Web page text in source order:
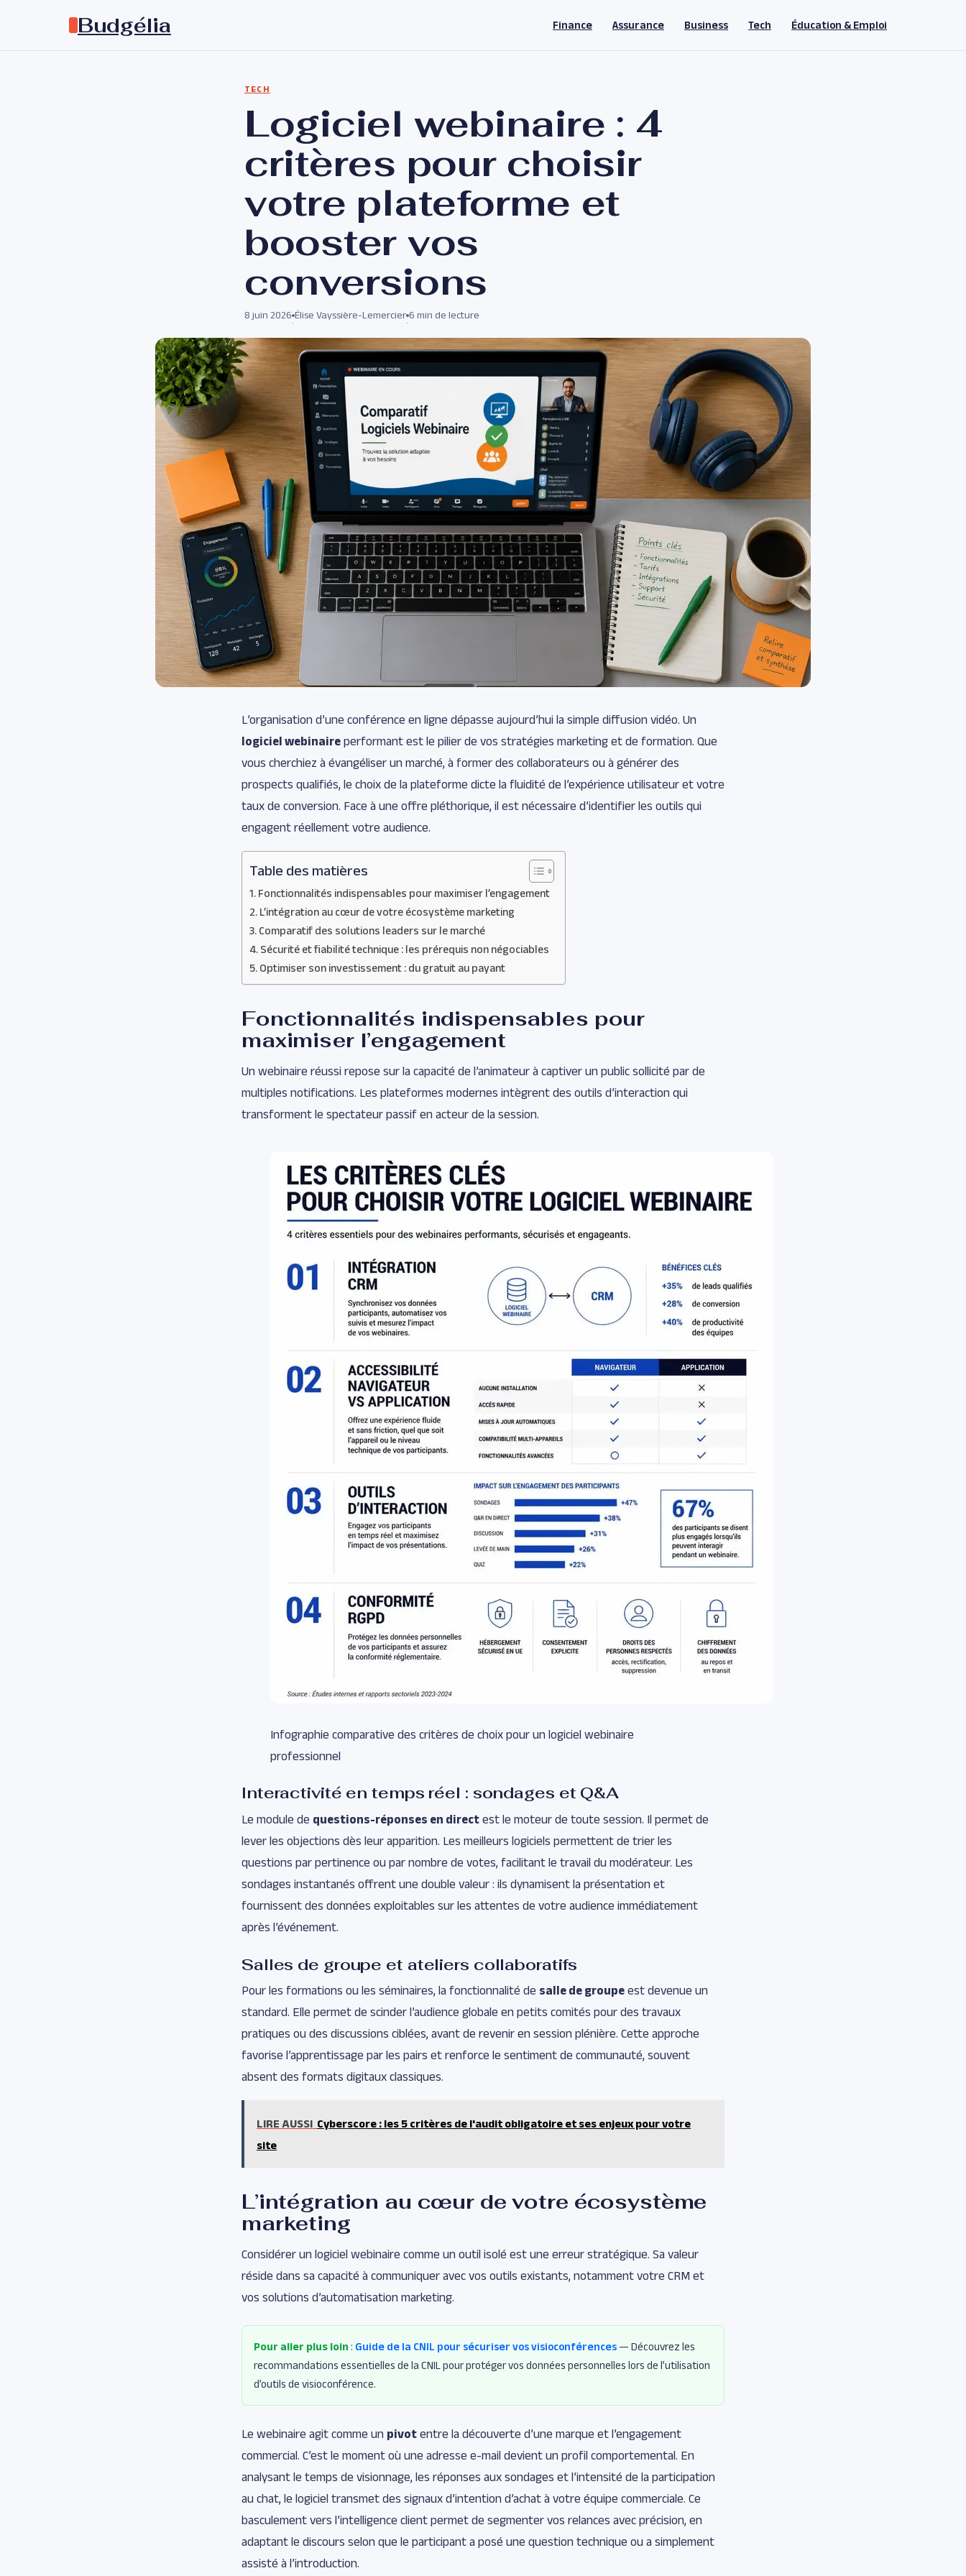
Budgélia Finance Assurance Business Tech Éducation & Emploi
TECH
Logiciel webinaire : 4
critères pour choisir
votre plateforme et
booster vos
conversions
8 juin 2026
·
Élise Vayssière-Lemercier
·
6 min de lecture
L’organisation d’une conférence en ligne dépasse aujourd’hui la simple diffusion vidéo. Un
logiciel webinaire performant est le pilier de vos stratégies marketing et de formation. Que
vous cherchiez à évangéliser un marché, à former des collaborateurs ou à générer des
prospects qualifiés, le choix de la plateforme dicte la fluidité de l’expérience utilisateur et votre
taux de conversion. Face à une offre pléthorique, il est nécessaire d’identifier les outils qui
engagent réellement votre audience.
Table des matières
Fonctionnalités indispensables pour maximiser l’engagement
L’intégration au cœur de votre écosystème marketing
Comparatif des solutions leaders sur le marché
Sécurité et fiabilité technique : les prérequis non négociables
Optimiser son investissement : du gratuit au payant
Fonctionnalités indispensables pour
maximiser l’engagement
Un webinaire réussi repose sur la capacité de l’animateur à captiver un public sollicité par de
multiples notifications. Les plateformes modernes intègrent des outils d’interaction qui
transforment le spectateur passif en acteur de la session.
Infographie comparative des critères de choix pour un logiciel webinaire
professionnel
Interactivité en temps réel : sondages et Q&A
Le module de questions-réponses en direct est le moteur de toute session. Il permet de
lever les objections dès leur apparition. Les meilleurs logiciels permettent de trier les
questions par pertinence ou par nombre de votes, facilitant le travail du modérateur. Les
sondages instantanés offrent une double valeur : ils dynamisent la présentation et
fournissent des données exploitables sur les attentes de votre audience immédiatement
après l’événement.
Salles de groupe et ateliers collaboratifs
Pour les formations ou les séminaires, la fonctionnalité de salle de groupe est devenue un
standard. Elle permet de scinder l’audience globale en petits comités pour des travaux
pratiques ou des discussions ciblées, avant de revenir en session plénière. Cette approche
favorise l’apprentissage par les pairs et renforce le sentiment de communauté, souvent
absent des formats digitaux classiques.
LIRE AUSSI Cyberscore : les 5 critères de l'audit obligatoire et ses enjeux pour votre
site
L’intégration au cœur de votre écosystème
marketing
Considérer un logiciel webinaire comme un outil isolé est une erreur stratégique. Sa valeur
réside dans sa capacité à communiquer avec vos outils existants, notamment votre CRM et
vos solutions d’automatisation marketing.
Pour aller plus loin : Guide de la CNIL pour sécuriser vos visioconférences — Découvrez les
recommandations essentielles de la CNIL pour protéger vos données personnelles lors de l’utilisation
d’outils de visioconférence.
Le webinaire agit comme un pivot entre la découverte d’une marque et l’engagement
commercial. C’est le moment où une adresse e-mail devient un profil comportemental. En
analysant le temps de visionnage, les réponses aux sondages et l’intensité de la participation
au chat, le logiciel transmet des signaux d’intention d’achat à votre équipe commerciale. Ce
basculement vers l’intelligence client permet de segmenter vos relances avec précision, en
adaptant le discours selon que le participant a posé une question technique ou a simplement
assisté à l’introduction.